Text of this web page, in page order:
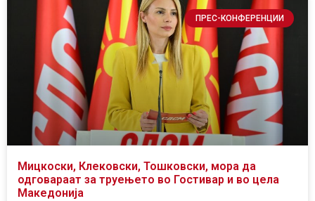
ПРЕС-КОНФЕРЕНЦИИ
Мицкоски, Клековски, Тошковски, мора да
одговараат за труењето во Гостивар и во цела
Македонија